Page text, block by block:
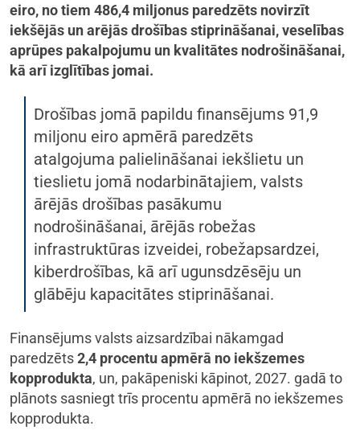
eiro, no tiem 486,4 miljonus paredzēts novirzīt
iekšējās un arējās drošības stiprināšanai, veselības
aprūpes pakalpojumu un kvalitātes nodrošināšanai,
kā arī izglītības jomai.
Drošības jomā papildu finansējums 91,9
miljonu eiro apmērā paredzēts
atalgojuma palielināšanai iekšlietu un
tieslietu jomā nodarbinātajiem, valsts
ārējās drošības pasākumu
nodrošināšanai, ārējās robežas
infrastruktūras izveidei, robežapsardzei,
kiberdrošības, kā arī ugunsdzēsēju un
glābēju kapacitātes stiprināšanai.
Finansējums valsts aizsardzībai nākamgad
paredzēts2,4 procentu apmērā no iekšzemes
kopprodukta, un, pakāpeniski kāpinot, 2027. gadā to
plānots sasniegt trīs procentu apmērā no iekšzemes
kopprodukta.